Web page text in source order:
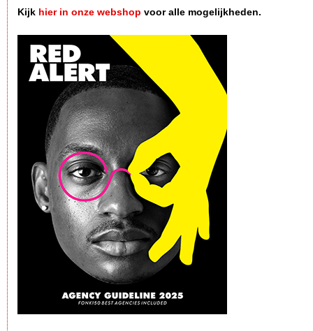
Kijk hier in onze webshop voor alle mogelijkheden.